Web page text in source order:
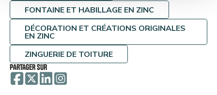
FONTAINE ET HABILLAGE EN ZINC
DÉCORATION ET CRÉATIONS ORIGINALES
EN ZINC
ZINGUERIE DE TOITURE
PARTAGER SUR